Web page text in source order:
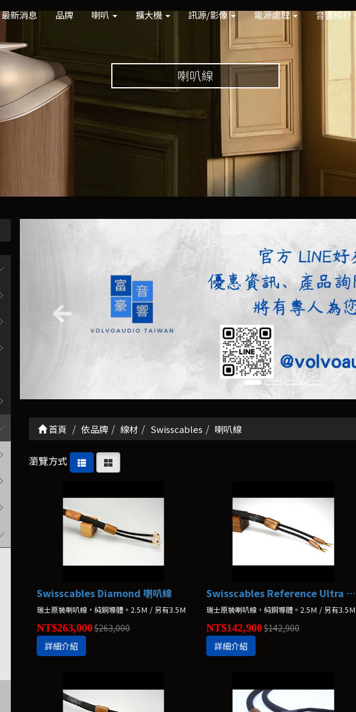
最新消息 品牌 喇叭 擴大機 訊源/影像 電源處理 音響線材
喇叭線
首頁 依品牌 線材 Swisscables 喇叭線
瀏覽方式
Swisscables Diamond 喇叭線
瑞士原裝喇叭線，純銅導體。2.5Ｍ / 另有3.5Ｍ
NT$263,000$263,000
詳細介紹
Swisscables Reference Ultra 喇叭線
瑞士原裝喇叭線，純銅導體。2.5Ｍ / 另有3.5Ｍ
NT$142,900$142,900
詳細介紹